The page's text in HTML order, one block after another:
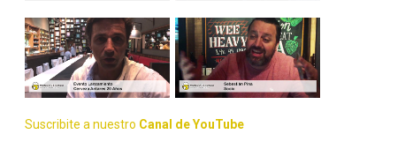
Suscribite a nuestro Canal de YouTube